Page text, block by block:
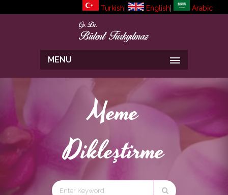
Turkish English Arabic
MENU
Meme
Dikleştirme